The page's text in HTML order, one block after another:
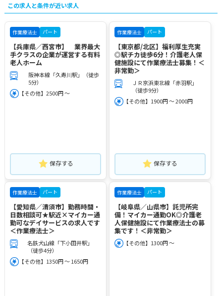
この求人と条件が近い求人
作業療法士 パート
【兵庫県／西宮市】 業界最大
手クラスの企業が運営する有料
老人ホーム
阪神本線「久寿川駅」（徒歩
5分）
【その他】2500円 ～
保存する
作業療法士 パート
【東京都/北区】福利厚生充実
◎駅チカ徒歩6分！介護老人保
健施設にて作業療法士募集！＜
非常勤＞
ＪＲ京浜東北線「赤羽駅」
（徒歩9分）
【その他】1900円 ～ 2000円
保存する
作業療法士 パート
【愛知県／清須市】勤務時間・
日数相談可★駅近×マイカー通
勤可なデイサービスの求人です
＜作業療法士＞
名鉄犬山線「下小田井駅」
（徒歩4分）
【その他】1350円 ～ 1650円
作業療法士 パート
【岐阜県／山県市】託児所完
備！マイカー通勤OK◎介護老
人保健施設にて作業療法士の募
集です！＜非常勤＞
【その他】1300円 ～